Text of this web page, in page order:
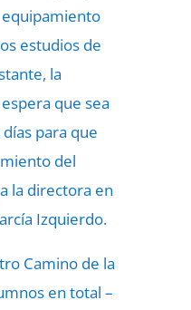
estudios de
la
que sea
para que
del
la directora en
Izquierdo.
Camino de la
en total –